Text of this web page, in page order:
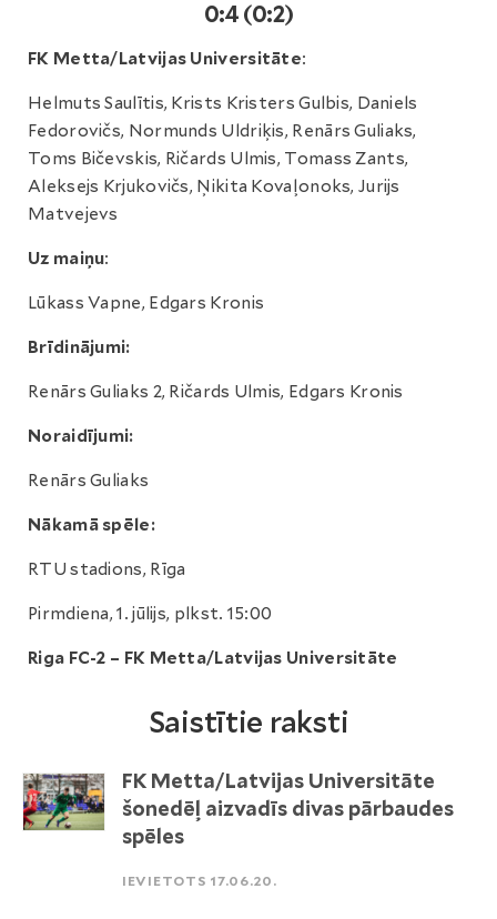
0:4 (0:2)
FK Metta/Latvijas Universitāte:
Helmuts Saulītis, Krists Kristers Gulbis, Daniels
Fedorovičs, Normunds Uldriķis, Renārs Guliaks,
Toms Bičevskis, Ričards Ulmis, Tomass Zants,
Aleksejs Krjukovičs, Ņikita Kovaļonoks, Jurijs
Matvejevs
Uz maiņu:
Lūkass Vapne, Edgars Kronis
Brīdinājumi:
Renārs Guliaks 2, Ričards Ulmis, Edgars Kronis
Noraidījumi:
Renārs Guliaks
Nākamā spēle:
RTU stadions, Rīga
Pirmdiena, 1. jūlijs, plkst. 15:00
Riga FC-2 – FK Metta/Latvijas Universitāte
Saistītie raksti
FK Metta/Latvijas Universitāte
šonedēļ aizvadīs divas pārbaudes
spēles
IEVIETOTS 17.06.20.